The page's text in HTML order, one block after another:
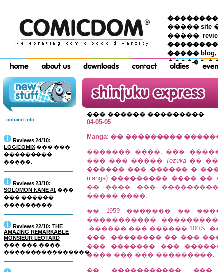
���������
����� site
�����,
����� blog,
������
column info
Reviews 24/10:
LOGICOMIX ��� ���
���������
�����.
Reviews 23/10:
SOLOMON KANE #1 ���
��� ������
���������.
Reviews 22/10: THE
AMAZING REMARKABLE
MONSIEUR LEOTARD
��� ��� ����
����������������.
��� ������ ���������
04-05-05
Manga: �� ��������� ������
������� ����. ���
��� ��� ����� Tezuka��
������ ��� ������ �
manga) ��������� ����
�� ���� ���
����� ����.
�� 1959 ������� ��
�����������
-������ ��� ������ 100%-
���, �������� �� ���
��� ������� ���
���� ��� ��� ���������.
�� ����������� ���